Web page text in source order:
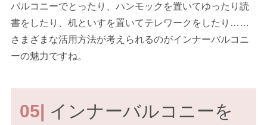
バルコニーでとったり、ハンモックを置いてゆったり読
書をしたり、机といすを置いてテレワークをしたり……
さまざまな活用方法が考えられるのがインナーバルコニ
ーの魅力ですね。
05| インナーバルコニーを